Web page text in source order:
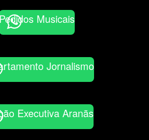
Pedidos Musicais
Jornalismo
Executiva Aranãs